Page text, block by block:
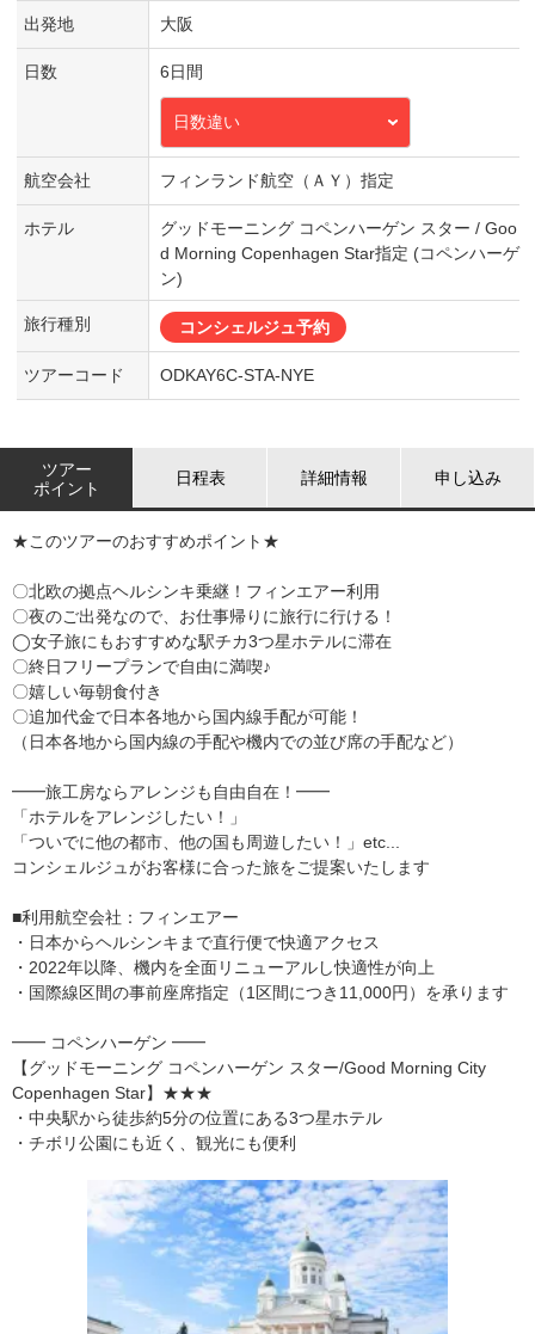
出発地 大阪
日数 6日間
日数違い
航空会社 フィンランド航空（ＡＹ）指定
ホテル
グッドモーニング コペンハーゲン スター / Goo
d Morning Copenhagen Star指定 (コペンハーゲ
ン)
旅行種別 コンシェルジュ予約
ツアーコード ODKAY6C-STA-NYE
ツアー
ポイント
日程表 詳細情報 申し込み
★このツアーのおすすめポイント★
〇北欧の拠点ヘルシンキ乗継！フィンエアー利用
〇夜のご出発なので、お仕事帰りに旅行に行ける！
◯女子旅にもおすすめな駅チカ3つ星ホテルに滞在
〇終日フリープランで自由に満喫♪
〇嬉しい毎朝食付き
〇追加代金で日本各地から国内線手配が可能！
（日本各地から国内線の手配や機内での並び席の手配など）
━━旅工房ならアレンジも自由自在！━━
「ホテルをアレンジしたい！」
「ついでに他の都市、他の国も周遊したい！」etc...
コンシェルジュがお客様に合った旅をご提案いたします
■利用航空会社：フィンエアー
・日本からヘルシンキまで直行便で快適アクセス
・2022年以降、機内を全面リニューアルし快適性が向上
・国際線区間の事前座席指定（1区間につき11,000円）を承ります
━━ コペンハーゲン ━━
【グッドモーニング コペンハーゲン スター/Good Morning City
Copenhagen Star】★★★
・中央駅から徒歩約5分の位置にある3つ星ホテル
・チボリ公園にも近く、観光にも便利